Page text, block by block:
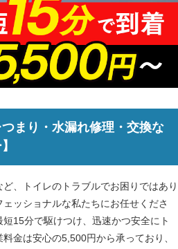
まり・水漏れ修理・交換な
、トイレのトラブルでお困りではあり
ッショナルな私たちにお任せくださ
15分で駆けつけ、迅速かつ安全にト
金は安心の5,500円から承っており、